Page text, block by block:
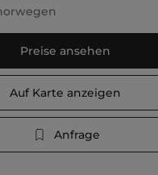
Preise ansehen
Auf Karte anzeigen
Anfrage